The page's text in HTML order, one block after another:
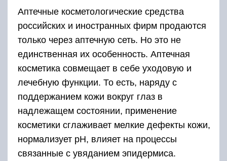
Аптечные косметологические средства
российских и иностранных фирм продаются
только через аптечную сеть. Но это не
единственная их особенность. Аптечная
косметика совмещает в себе уходовую и
лечебную функции. То есть, наряду с
поддержанием кожи вокруг глаз в
надлежащем состоянии, применение
косметики сглаживает мелкие дефекты кожи,
нормализует рН, влияет на процессы
связанные с увяданием эпидермиса.